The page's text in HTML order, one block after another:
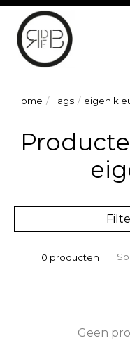
Home / Tags / eigen
0 producten
Geen